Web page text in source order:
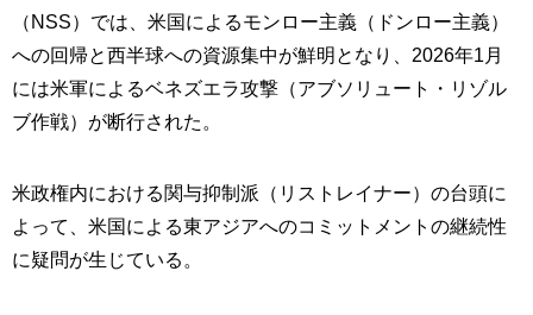
（NSS）では、米国によるモンロー主義（ドンロー主義）
への回帰と西半球への資源集中が鮮明となり、2026年1月
には米軍によるベネズエラ攻撃（アブソリュート・リゾル
ブ作戦）が断行された。
米政権内における関与抑制派（リストレイナー）の台頭に
よって、米国による東アジアへのコミットメントの継続性
に疑問が生じている。